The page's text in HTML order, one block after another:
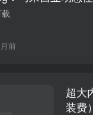
前
超大
装费）